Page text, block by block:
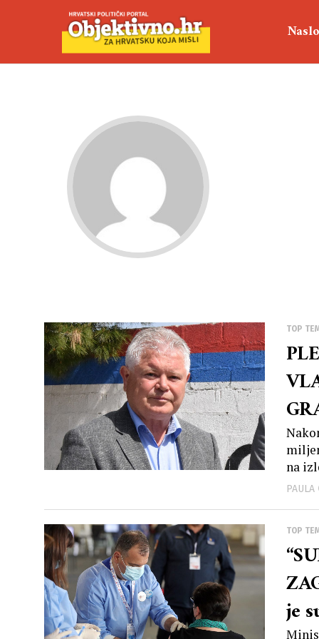
TOP
na
PAULA
TOP
je